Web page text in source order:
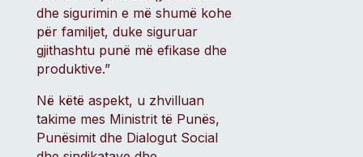
dhe sigurimin e më shumë kohe
për familjet, duke siguruar
gjithashtu punë më efikase dhe
produktive.”
Në këtë aspekt, u zhvilluan
takime mes Ministrit të Punës,
Punësimit dhe Dialogut Social